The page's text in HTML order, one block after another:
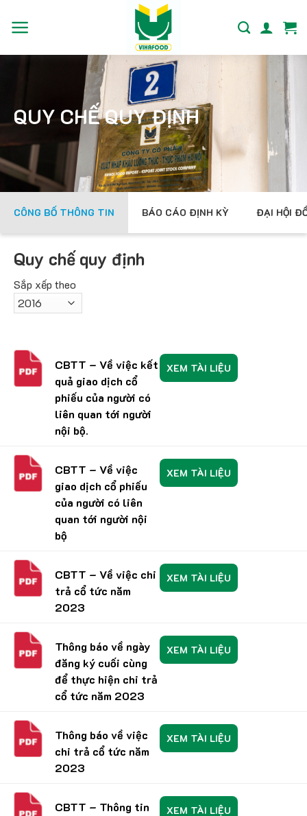
qua
dung
QUY CHẾ QUY ĐỊNH
CÔNG BỐ THÔNG TIN BÁO CÁO ĐỊNH KỲ ĐẠI HỘI
Quy chế quy định
Sắp xếp theo
CBTT – Về việc kết
quả giao dịch cổ
phiếu của người có
liên quan tới người
nội bộ.
XEM TÀI LIỆU
CBTT – Về việc
giao dịch cổ phiếu
của người có liên
quan tới người nội
bộ
XEM TÀI LIỆU
CBTT – Về việc chi
trả cổ tức năm
2023
XEM TÀI LIỆU
Thông báo về ngày
đăng ký cuối cùng
để thực hiện chi trả
cổ tức năm 2023
XEM TÀI LIỆU
Thông báo về việc
chi trả cổ tức năm
2023
XEM TÀI LIỆU
CBTT – Thông tin
XEM TÀI LIỆU